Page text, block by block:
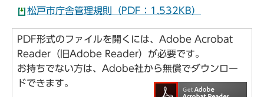
松戸市庁舎管理規則（PDF：1,532KB）
PDF形式のファイルを開くには、Adobe Acrobat
Reader（旧Adobe Reader）が必要です。
お持ちでない方は、Adobe社から無償でダウンロー
ドできます。